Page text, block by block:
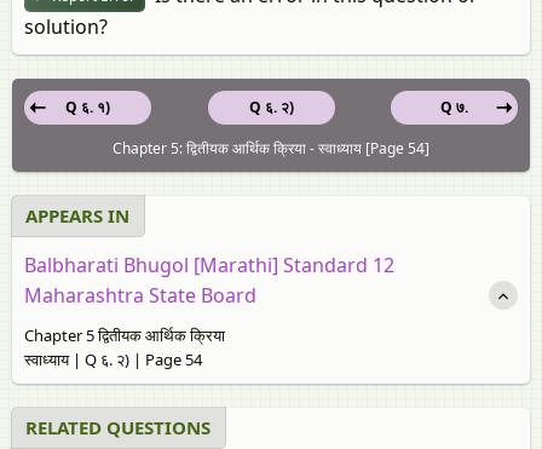
solution?
Q ६. २)
Q ६. १)
Q ७.
Chapter 5: द्वितीयक आर्थिक क्रिया - स्वाध्याय [Page 54]
APPEARS IN
Balbharati Bhugol [Marathi] Standard 12
Maharashtra State Board
Chapter 5 द्वितीयक आर्थिक क्रिया
स्वाध्याय | Q ६. २) | Page 54
RELATED QUESTIONS